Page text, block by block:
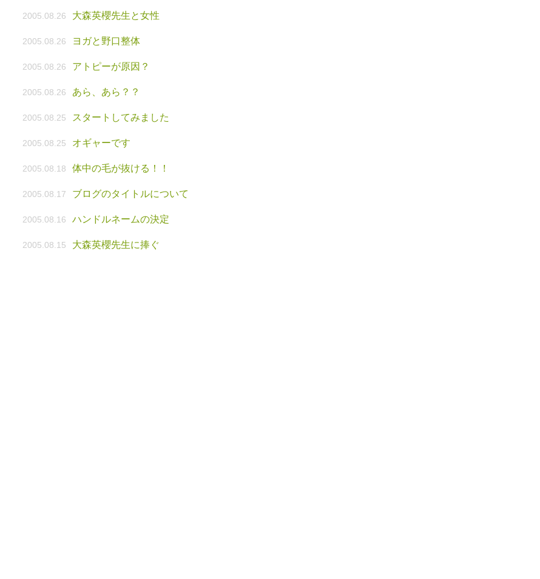
2005.08.26 大森英櫻先生と女性
2005.08.26 ヨガと野口整体
2005.08.26 アトピーが原因？
2005.08.26 あら、あら？？
2005.08.25 スタートしてみました
2005.08.25 オギャーです
2005.08.18 体中の毛が抜ける！！
2005.08.17 ブログのタイトルについて
2005.08.16 ハンドルネームの決定
2005.08.15 大森英櫻先生に捧ぐ